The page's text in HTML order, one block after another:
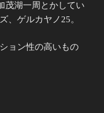
茂湖一周とかしてい
、ゲルカヤノ25。
ョン性の高いもの